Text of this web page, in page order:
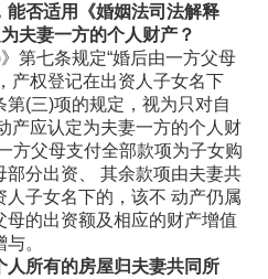
否适用《婚姻法司法解释
夫妻一方的个人财产？
第七条规定“婚后由一方父母
产权登记在出资人子女名下
(三)项的规定，视为只对自
产应认定为夫妻一方的个人财
方父母支付全部款项为子女购
分出资、 其余款项由夫妻共
人子女名下的，该不 动产仍属
的出资额及相应的财产增值
。
所有的房屋归夫妻共同所